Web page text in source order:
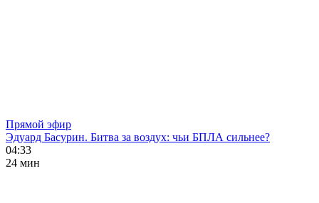
Прямой эфир
Эдуард Басурин. Битва за воздух: чьи БПЛА сильнее?
04:33
24 мин